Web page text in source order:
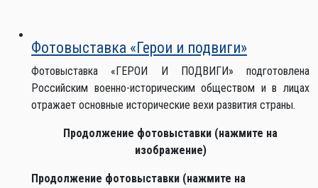
Фотовыставка «Герои и подвиги»
Фотовыставка «ГЕРОИ И ПОДВИГИ» подготовлена
Российским военно-историческим обществом и в лицах
отражает основные исторические вехи развития страны.
Продолжение фотовыставки (нажмите на
изображение)
Продолжение фотовыставки (нажмите на